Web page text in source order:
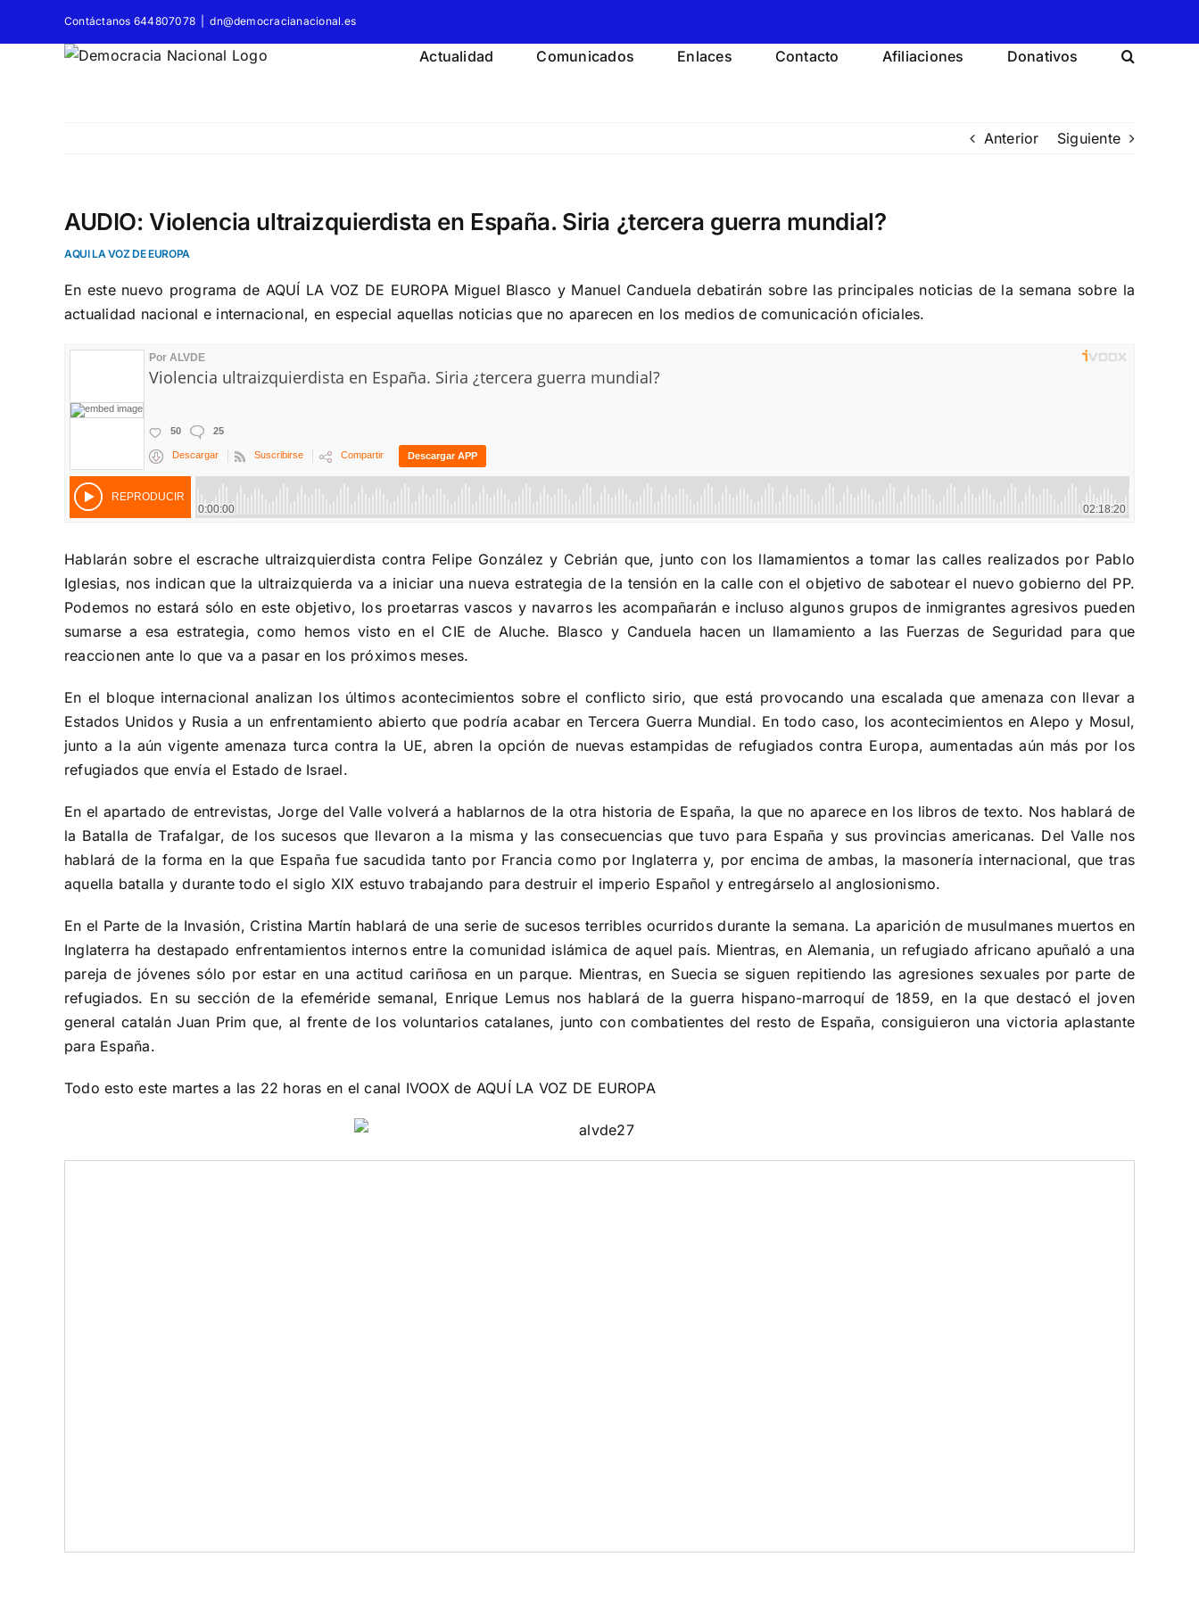
contenido
Contáctanos 644807078 dn@democracianacional.es
Actualidad Comunicados Enlaces Contacto Afiliaciones Donativos
Anterior Siguiente
AUDIO: Violencia ultraizquierdista en España. Siria ¿tercera guerra mundial?
AQUI LA VOZ DE EUROPA
En este nuevo programa de AQUÍ LA VOZ DE EUROPA Miguel Blasco y Manuel Canduela debatirán sobre las principales noticias de la semana sobre la
actualidad nacional e internacional, en especial aquellas noticias que no aparecen en los medios de comunicación oficiales.
Hablarán sobre el escrache ultraizquierdista contra Felipe González y Cebrián que, junto con los llamamientos a tomar las calles realizados por Pablo
Iglesias, nos indican que la ultraizquierda va a iniciar una nueva estrategia de la tensión en la calle con el objetivo de sabotear el nuevo gobierno del PP.
Podemos no estará sólo en este objetivo, los proetarras vascos y navarros les acompañarán e incluso algunos grupos de inmigrantes agresivos pueden
sumarse a esa estrategia, como hemos visto en el CIE de Aluche. Blasco y Canduela hacen un llamamiento a las Fuerzas de Seguridad para que
reaccionen ante lo que va a pasar en los próximos meses.
En el bloque internacional analizan los últimos acontecimientos sobre el conflicto sirio, que está provocando una escalada que amenaza con llevar a
Estados Unidos y Rusia a un enfrentamiento abierto que podría acabar en Tercera Guerra Mundial. En todo caso, los acontecimientos en Alepo y Mosul,
junto a la aún vigente amenaza turca contra la UE, abren la opción de nuevas estampidas de refugiados contra Europa, aumentadas aún más por los
refugiados que envía el Estado de Israel.
En el apartado de entrevistas, Jorge del Valle volverá a hablarnos de la otra historia de España, la que no aparece en los libros de texto. Nos hablará de
la Batalla de Trafalgar, de los sucesos que llevaron a la misma y las consecuencias que tuvo para España y sus provincias americanas. Del Valle nos
hablará de la forma en la que España fue sacudida tanto por Francia como por Inglaterra y, por encima de ambas, la masonería internacional, que tras
aquella batalla y durante todo el siglo XIX estuvo trabajando para destruir el imperio Español y entregárselo al anglosionismo.
En el Parte de la Invasión, Cristina Martín hablará de una serie de sucesos terribles ocurridos durante la semana. La aparición de musulmanes muertos en
Inglaterra ha destapado enfrentamientos internos entre la comunidad islámica de aquel país. Mientras, en Alemania, un refugiado africano apuñaló a una
pareja de jóvenes sólo por estar en una actitud cariñosa en un parque. Mientras, en Suecia se siguen repitiendo las agresiones sexuales por parte de
refugiados. En su sección de la efeméride semanal, Enrique Lemus nos hablará de la guerra hispano-marroquí de 1859, en la que destacó el joven
general catalán Juan Prim que, al frente de los voluntarios catalanes, junto con combatientes del resto de España, consiguieron una victoria aplastante
para España.
Todo esto este martes a las 22 horas en elcanal IVOOX de AQUÍ LA VOZ DE EUROPA